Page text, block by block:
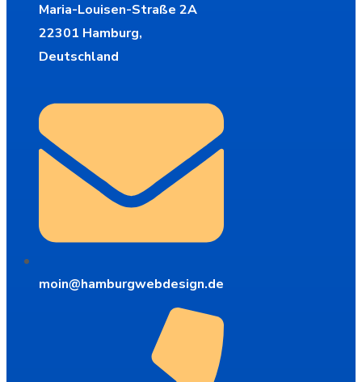
Maria-Louisen-Straße 2A
22301 Hamburg,
Deutschland
moin@hamburgwebdesign.de